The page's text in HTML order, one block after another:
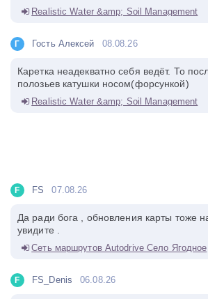
Realistic Water &amp; Soil Management
Г Гость Алексей 08.08.26
Каретка неадекватно себя ведёт. То
полозьев катушки носом(форсункой)
Realistic Water &amp; Soil Management
F FS 07.08.26
Да ради бога , обновления карты тоже
увидите .
Сеть маршрутов Autodrive Село Ягодное
F FS_Denis 06.08.26